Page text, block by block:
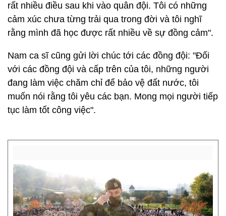
rất nhiều điều sau khi vào quân đội. Tôi có những
cảm xúc chưa từng trải qua trong đời và tôi nghĩ
rằng mình đã học được rất nhiều về sự đồng cảm".
Nam ca sĩ cũng gửi lời chúc tới các đồng đội: "Đối
với các đồng đội và cấp trên của tôi, những người
đang làm việc chăm chỉ để bảo vệ đất nước, tôi
muốn nói rằng tôi yêu các bạn. Mong mọi người tiếp
tục làm tốt công việc".